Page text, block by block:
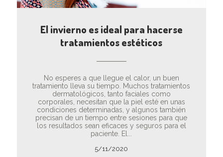
El invierno es ideal para hacerse
tratamientos estéticos
No esperes a que llegue el calor, un buen
tratamiento lleva su tiempo. Muchos tratamientos
dermatológicos, tanto faciales como
corporales, necesitan que la piel esté en unas
condiciones determinadas, y algunos también
precisan de un tiempo entre sesiones para que
los resultados sean eficaces y seguros para el
paciente. El...
5/11/2020